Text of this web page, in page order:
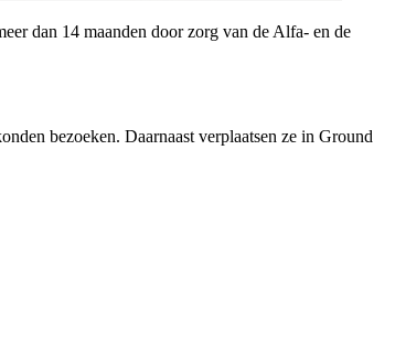
dan 14 maanden door zorg van de Alfa- en de
bezoeken. Daarnaast verplaatsen ze in Ground